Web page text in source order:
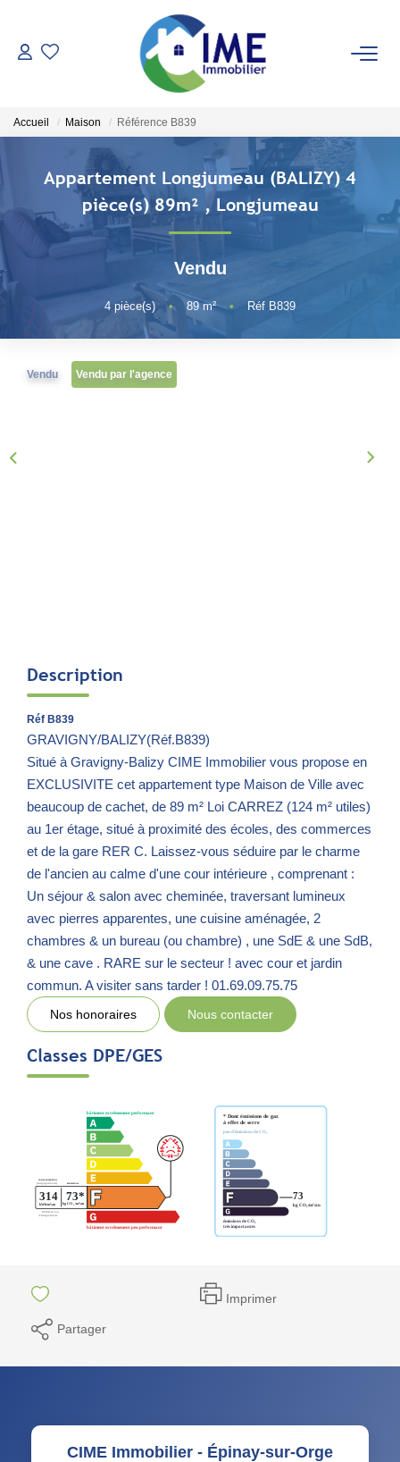
ACHETER
ESTIMER
LOUER
Faire Gérer
Conciergerie
Espace Client
NOS AGENCES
Accueil Maison Référence B839
Appartement Longjumeau (BALIZY) 4
pièce(s) 89m² ,Longjumeau
Vendu
4 pièce(s) • 89m² • Réf B839
Vendu Vendu par l'agence
Description
Réf B839
GRAVIGNY/BALIZY(Réf.B839)
Situé à Gravigny-Balizy CIME Immobilier vous propose en
EXCLUSIVITE cet appartement type Maison de Ville avec
beaucoup de cachet, de 89 m² Loi CARREZ (124 m² utiles)
au 1er étage, situé à proximité des écoles, des commerces
et de la gare RER C. Laissez-vous séduire par le charme
de l'ancien au calme d'une cour intérieure , comprenant :
Un séjour & salon avec cheminée, traversant lumineux
avec pierres apparentes, une cuisine aménagée, 2
chambres & un bureau (ou chambre) , une SdE & une SdB,
& une cave . RARE sur le secteur ! avec cour et jardin
commun. A visiter sans tarder ! 01.69.09.75.75
Nos honoraires Nous contacter
Classes DPE/GES
Imprimer
Partager
CIME Immobilier - Épinay-sur-Orge